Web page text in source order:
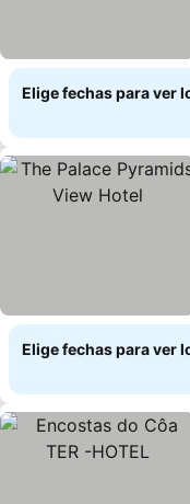
Elige fechas para ver
Elige fechas para ver